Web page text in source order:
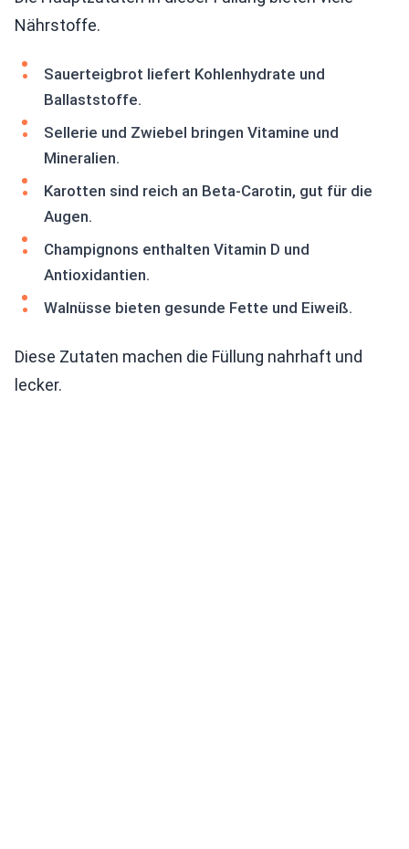
Nährstoffe.
Sauerteigbrot liefert Kohlenhydrate und
Ballaststoffe.
Sellerie und Zwiebel bringen Vitamine und
Mineralien.
Karotten sind reich an Beta-Carotin, gut für die
Augen.
Champignons enthalten Vitamin D und
Antioxidantien.
Walnüsse bieten gesunde Fette und Eiweiß.
Diese Zutaten machen die Füllung nahrhaft und
lecker.